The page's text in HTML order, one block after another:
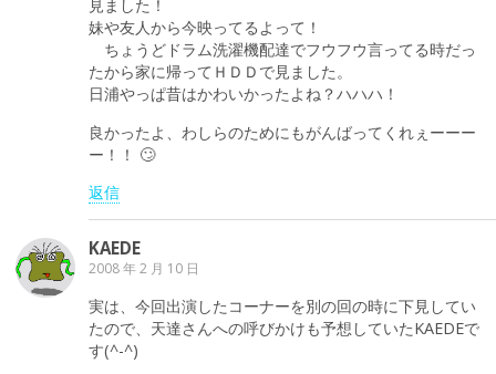
見ました！
妹や友人から今映ってるよって！
ちょうどドラム洗濯機配達でフウフウ言ってる時だっ
たから家に帰ってＨＤＤで見ました。
日浦やっぱ昔はかわいかったよね？ハハハ！
良かったよ、わしらのためにもがんばってくれぇーーー
ー！！ 🙄
返信
KAEDE
2008 年 2 月 10 日
実は、今回出演したコーナーを別の回の時に下見してい
たので、天達さんへの呼びかけも予想していたKAEDEで
す(^-^)